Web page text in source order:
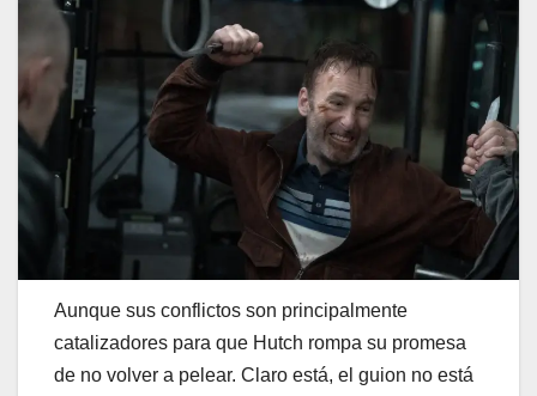
Aunque sus conflictos son principalmente
catalizadores para que Hutch rompa su promesa
de no volver a pelear. Claro está, el guion no está